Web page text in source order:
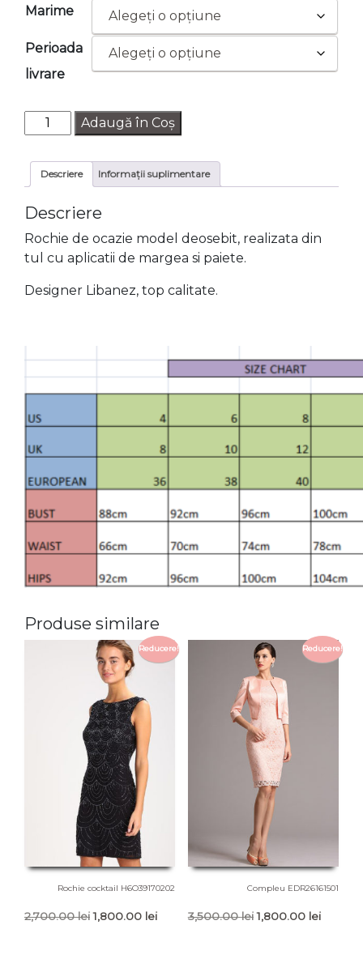
Marime
Perioada
livrare
Cantitate
Rochie
de
seara
Adaugă în Coș
Descriere Informații suplimentare
Descriere
Rochie de ocazie model deosebit, realizata din
tul cu aplicatii de margea si paiete.
Designer Libanez, top calitate.
Produse similare
Reducere!
Rochie cocktail H6O39170202
2,700.00leiPrețul
1,800.00 leiPrețul
Reducere!
Compleu EDR26161501
3,500.00lei Prețul
1,800.00 leiPrețul